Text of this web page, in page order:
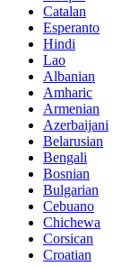
Catalan
Esperanto
Hindi
Lao
Albanian
Amharic
Armenian
Azerbaijani
Belarusian
Bengali
Bosnian
Bulgarian
Cebuano
Chichewa
Corsican
Croatian